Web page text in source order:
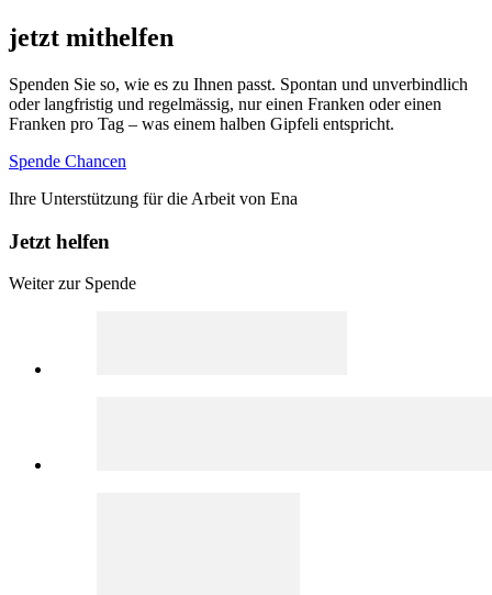
jetzt mithelfen
Spenden Sie so, wie es zu Ihnen passt. Spontan und unverbindlich
oder langfristig und regelmässig, nur einen Franken oder einen
Franken pro Tag – was einem halben Gipfeli entspricht.
Spende Chancen
Ihre Unterstützung für die Arbeit von Ena
Jetzt helfen
Weiter zur Spende